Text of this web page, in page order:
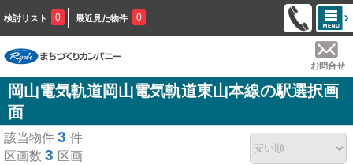
検討リスト 0 最近見た物件 0
お問合せ
岡山電気軌道岡山電気軌道東山本線の駅選択画
面
該当物件 3 件
区画数 3 区画